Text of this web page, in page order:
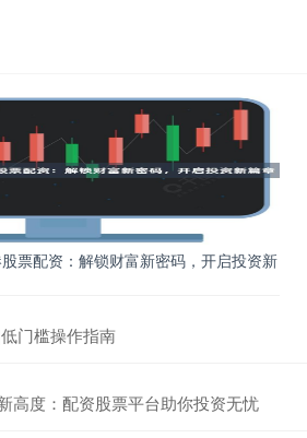
票配资：解锁财富新密码，开启投资新
门槛操作指南
高度：配资股票平台助你投资无忧